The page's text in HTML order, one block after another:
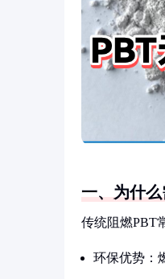
一、为什
传统阻燃PBT
环保优势：